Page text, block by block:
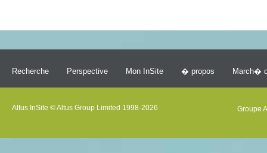
Recherche Perspective Mon InSite � propos March�
Altus InSite © Altus Group Limited 1998-2026 Groupe